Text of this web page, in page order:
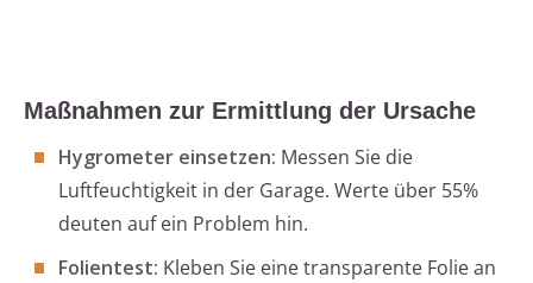
Maßnahmen zur Ermittlung der Ursache
Hygrometer einsetzen: Messen Sie die
Luftfeuchtigkeit in der Garage. Werte über 55%
deuten auf ein Problem hin.
Folientest: Kleben Sie eine transparente Folie an